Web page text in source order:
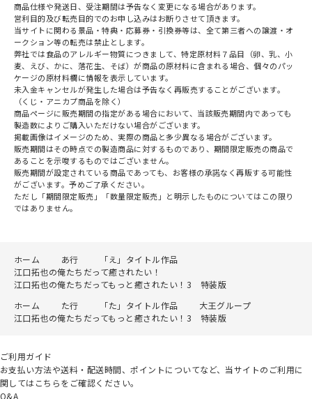
商品仕様や発送日、受注期間は予告なく変更になる場合があります。
営利目的及び転売目的でのお申し込みはお断りさせて頂きます。
当サイトに関わる景品・特典・応募券・引換券等は、全て第三者への譲渡・オ
ークション等の転売は禁止とします。
弊社では食品のアレルギー物質につきまして、特定原材料７品目（卵、乳、小
麦、えび、かに、落花生、そば）が商品の原材料に含まれる場合、個々のパッ
ケージの原材料欄に情報を表示しています。
未入金キャンセルが発生した場合は予告なく再販売することがございます。
（くじ・アニカプ商品を除く）
商品ページに販売期間の指定がある場合において、当該販売期間内であっても
製造数によりご購入いただけない場合がございます。
掲載画像はイメージのため、実際の商品と多少異なる場合がございます。
販売期間はその時点での製造商品に対するものであり、期間限定販売の商品で
あることを示唆するものではございません。
販売期間が設定されている商品であっても、お客様の承諾なく再販する可能性
がございます。予めご了承ください。
ただし「期間限定販売」「数量限定販売」と明示したものについてはこの限り
ではありません。
ホーム あ行
「え」タイトル作品
江口拓也の俺たちだって癒されたい！
江口拓也の俺たちだってもっと癒されたい！3 特装版
ホーム
た行 「た」タイトル作品
大王グループ
江口拓也の俺たちだってもっと癒されたい！3 特装版
ご利用ガイド
お支払い方法や送料・配送時間、ポイントについてなど、当サイトのご利用に
関してはこちらをご確認ください。
Q&A